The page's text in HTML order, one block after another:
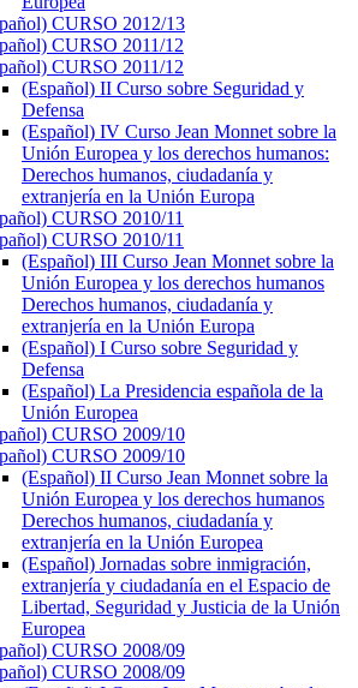
CURSO 2012/13
CURSO 2011/12
CURSO 2011/12
(Español) II Curso sobre Seguridad y
Defensa
(Español) IV Curso Jean Monnet sobre la
Unión Europea y los derechos humanos:
Derechos humanos, ciudadanía y
extranjería en la Unión Europa
CURSO 2010/11
CURSO 2010/11
(Español) III Curso Jean Monnet sobre la
Unión Europea y los derechos humanos
Derechos humanos, ciudadanía y
extranjería en la Unión Europa
(Español) I Curso sobre Seguridad y
Defensa
(Español) La Presidencia española de la
Unión Europea
CURSO 2009/10
CURSO 2009/10
(Español) II Curso Jean Monnet sobre la
Unión Europea y los derechos humanos
Derechos humanos, ciudadanía y
extranjería en la Unión Europea
(Español) Jornadas sobre inmigración,
extranjería y ciudadanía en el Espacio de
Libertad, Seguridad y Justicia de la Unión
Europea
CURSO 2008/09
CURSO 2008/09